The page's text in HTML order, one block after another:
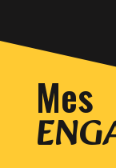
Mes